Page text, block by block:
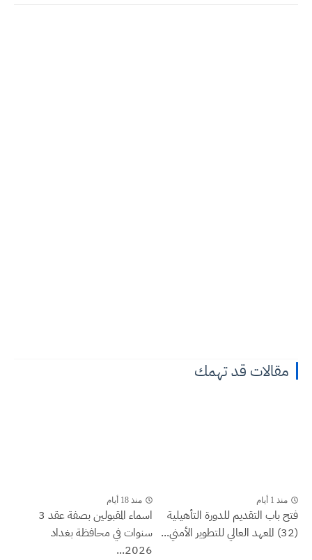
مقالات قد تهمك
منذ 1 أيام
فتح باب التقديم للدورة التأهيلية
(32) المعهد العالي للتطوير الأمني...
منذ 18 أيام
اسماء المقبولين بصفة عقد 3
سنوات في محافظة بغداد
2026...